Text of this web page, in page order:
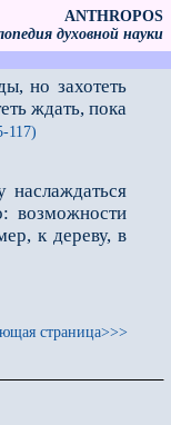
ANTHROPOS
духовной науки
но захотеть
ждать, пока
117)
возможности
к дереву, в
страница>>>